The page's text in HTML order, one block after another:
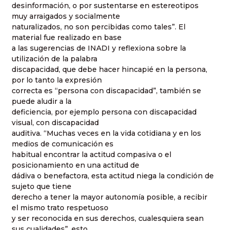
desinformación, o por sustentarse en estereotipos
muy arraigados y socialmente
naturalizados, no son percibidas como tales”. El
material fue realizado en base
a las sugerencias de INADI y reflexiona sobre la
utilización de la palabra
discapacidad, que debe hacer hincapié en la persona,
por lo tanto la expresión
correcta es “persona con discapacidad”, también se
puede aludir a la
deficiencia, por ejemplo persona con discapacidad
visual, con discapacidad
auditiva. “Muchas veces en la vida cotidiana y en los
medios de comunicación es
habitual encontrar la actitud compasiva o el
posicionamiento en una actitud de
dádiva o benefactora, esta actitud niega la condición de
sujeto que tiene
derecho a tener la mayor autonomía posible, a recibir
el mismo trato respetuoso
y ser reconocida en sus derechos, cualesquiera sean